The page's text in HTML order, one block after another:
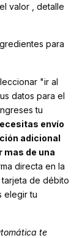
valor , detalle
para
"ir al
datos para el
tu
envío
adicional
mas de una
directa en la
de débito
elegir tu
te